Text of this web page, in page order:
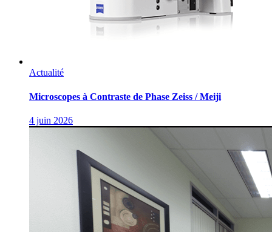
Actualité
Microscopes à Contraste de Phase Zeiss / Meiji
4 juin 2026